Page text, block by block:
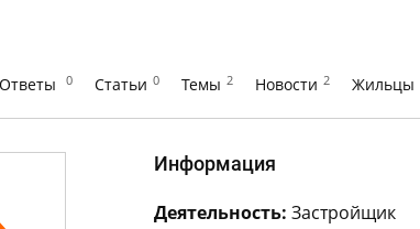
Ответы 0 Статьи 0 Темы 2 Новости 2 Жильцы
Информация
Деятельность: Застройщик